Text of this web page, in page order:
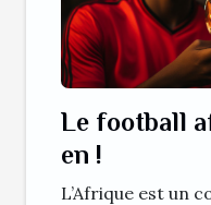
Le football
en !
L’Afrique est un